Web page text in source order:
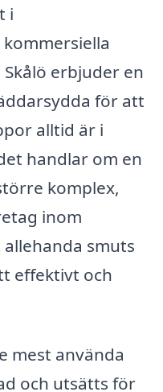
i
erbjuder en
för att
alltid är i
handlar om en
komplex,
inom
smuts
effektivt och
mest använda
och utsätts för